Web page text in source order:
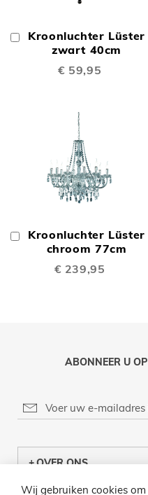
Kroonluchter Lüster
zwart 40cm
€ 59,95
In
Winkelwagen
Kroonluchter Lüster
chroom 77cm
€ 239,95
In
Winkelwagen
ABONNEER U
OVER ONS
Wij gebruiken cookies